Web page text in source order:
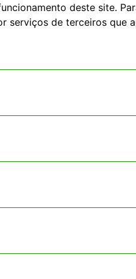
deste site.
de terceiros que